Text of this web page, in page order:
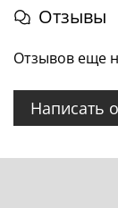
Отзывы
Отзывов еще
Написать